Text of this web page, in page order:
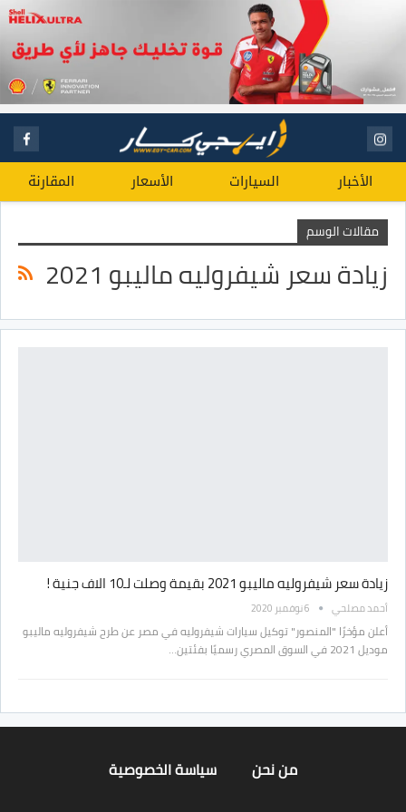
الأخبار السيارات الأسعار المقارنة
مقالات الوسم
زيادة سعر شيفروليه ماليبو 2021
زيادة سعر شيفروليه ماليبو 2021 بقيمة وصلت لـ10 الاف جنية !
أحمد مصلحي 6 نوفمبر 2020
أعلن مؤخرًا "المنصور" توكيل سيارات شيفروليه في مصر عن طرح شيفروليه ماليبو
موديل 2021 في السوق المصري رسميًا بفئتين…
من نحن سياسة الخصوصية